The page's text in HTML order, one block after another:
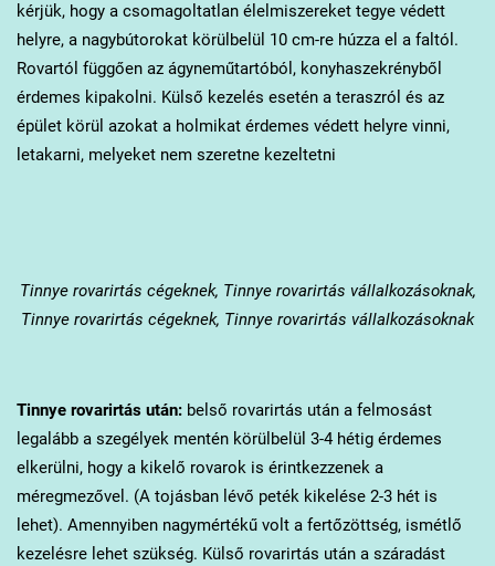
kérjük, hogy a csomagoltatlan élelmiszereket tegye védett
helyre, a nagybútorokat körülbelül 10 cm-re húzza el a faltól.
Rovartól függően az ágyneműtartóból, konyhaszekrényből
érdemes kipakolni. Külső kezelés esetén a teraszról és az
épület körül azokat a holmikat érdemes védett helyre vinni,
letakarni, melyeket nem szeretne kezeltetni
Tinnyerovarirtás cégeknek, Tinnye rovarirtás vállalkozásoknak,
Tinnye rovarirtás cégeknek, Tinnye rovarirtás vállalkozásoknak
Tinnyerovarirtás után:belső rovarirtás után a felmosást
legalább a szegélyek mentén körülbelül 3-4 hétig érdemes
elkerülni, hogy a kikelő rovarok is érintkezzenek a
méregmezővel. (A tojásban lévő peték kikelése 2-3 hét is
lehet). Amennyiben nagymértékű volt a fertőzöttség, ismétlő
kezelésre lehet szükség. Külső rovarirtás után a száradást